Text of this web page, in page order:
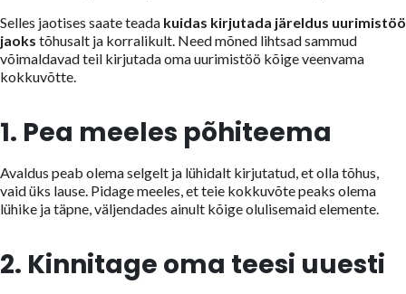
Selles jaotises saate teada kuidas kirjutada järeldus uurimistöö
jaoks tõhusalt ja korralikult. Need mõned lihtsad sammud
võimaldavad teil kirjutada oma uurimistöö kõige veenvama
kokkuvõtte.
1. Pea meeles põhiteema
Avaldus peab olema selgelt ja lühidalt kirjutatud, et olla tõhus,
vaid üks lause. Pidage meeles, et teie kokkuvõte peaks olema
lühike ja täpne, väljendades ainult kõige olulisemaid elemente.
2. Kinnitage oma teesi uuesti